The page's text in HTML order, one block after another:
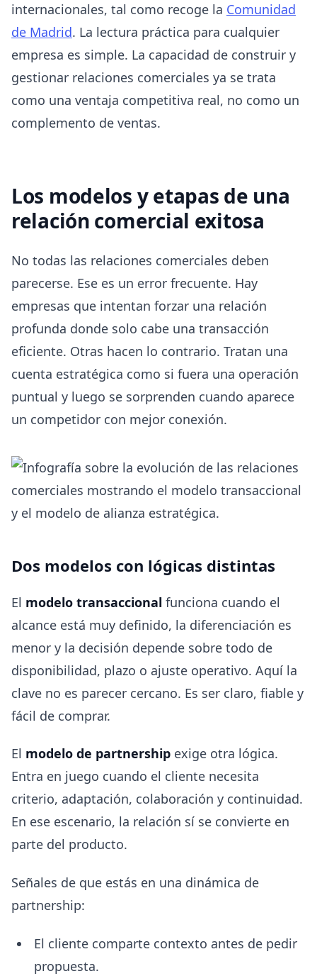
internacionales, tal como recoge la Comunidad
de Madrid. La lectura práctica para cualquier
empresa es simple. La capacidad de construir y
gestionar relaciones comerciales ya se trata
como una ventaja competitiva real, no como un
complemento de ventas.
Los modelos y etapas de una
relación comercial exitosa
No todas las relaciones comerciales deben
parecerse. Ese es un error frecuente. Hay
empresas que intentan forzar una relación
profunda donde solo cabe una transacción
eficiente. Otras hacen lo contrario. Tratan una
cuenta estratégica como si fuera una operación
puntual y luego se sorprenden cuando aparece
un competidor con mejor conexión.
Dos modelos con lógicas distintas
El modelo transaccional funciona cuando el
alcance está muy definido, la diferenciación es
menor y la decisión depende sobre todo de
disponibilidad, plazo o ajuste operativo. Aquí la
clave no es parecer cercano. Es ser claro, fiable y
fácil de comprar.
El modelo de partnership exige otra lógica.
Entra en juego cuando el cliente necesita
criterio, adaptación, colaboración y continuidad.
En ese escenario, la relación sí se convierte en
parte del producto.
Señales de que estás en una dinámica de
partnership:
El cliente comparte contexto antes de pedir
propuesta.